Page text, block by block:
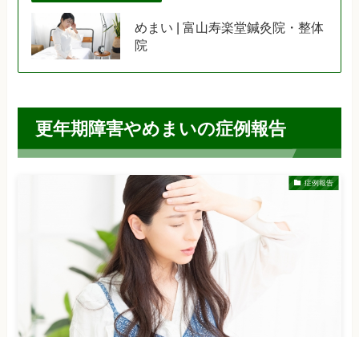
めまい | 富山寿楽堂鍼灸院・整体
院
更年期障害やめまいの症例報告
症例報告